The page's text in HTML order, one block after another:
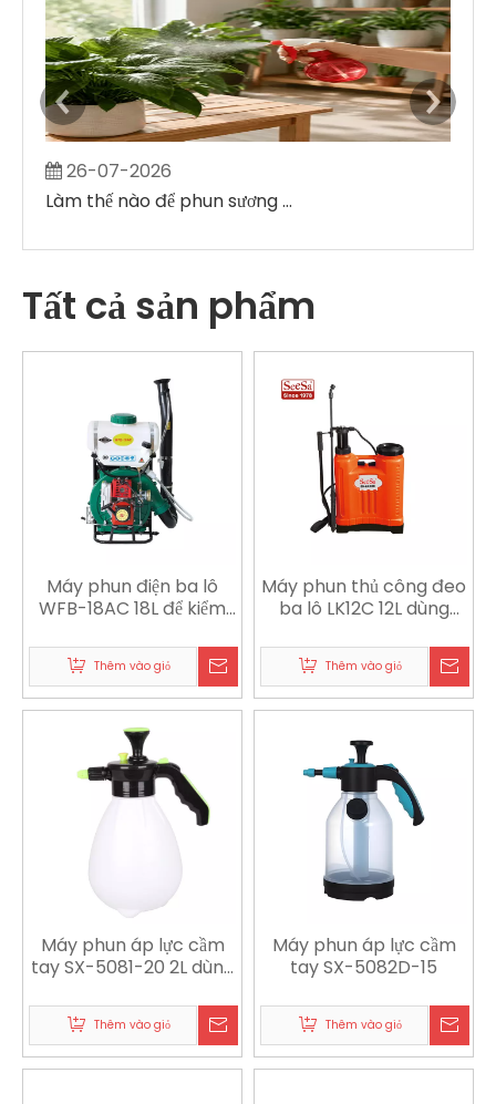
26-07-2026
Làm thế nào để phun sương lên lá cây mà không tạo ra những đốm ướt lớn
Tất cả sản phẩm
Máy phun điện ba lô
WFB-18AC 18L để kiểm
hại nông nghiệp
Thêm vào giỏ
Máy phun thủ công đeo
ba lô LK12C 12L dùng
vườn & kiểm soát dịch
hại
Thêm vào giỏ
Máy phun áp lực cầm
tay SX-5081-20 2L dùng
sinh
Thêm vào giỏ
Máy phun áp lực cầm
tay SX-5082D-15
Thêm vào giỏ